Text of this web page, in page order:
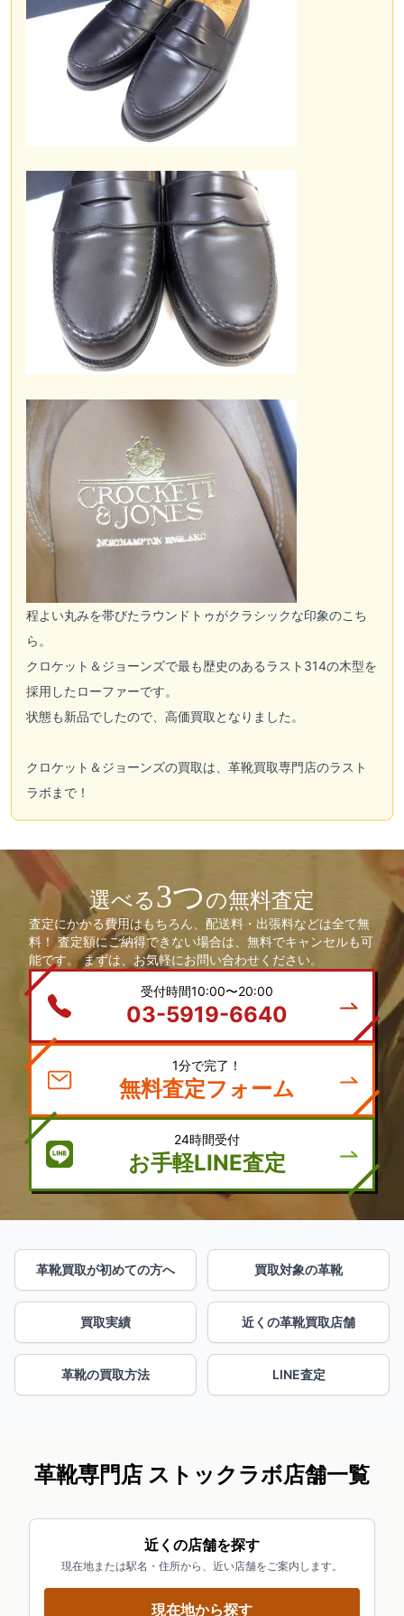
程よい丸みを帯びたラウンドトゥがクラシックな印象のこち
ら。
クロケット＆ジョーンズで最も歴史のあるラスト314の木型を
採用したローファーです。
状態も新品でしたので、高価買取となりました。
クロケット＆ジョーンズの買取は、革靴買取専門店のラスト
ラボまで！
選べる3つの無料査定
査定にかかる費用はもちろん、配送料・出張料などは全て無
料！ 査定額にご納得できない場合は、無料でキャンセルも可
能です。 まずは、お気軽にお問い合わせください。
受付時間10:00〜20:00
03-5919-6640
1分で完了！
無料査定フォーム
24時間受付
お手軽LINE査定
革靴買取が初めての方へ 買取対象の革靴
買取実績 近くの革靴買取店舗
革靴の買取方法 LINE査定
革靴専門店 ストックラボ店舗一覧
近くの店舗を探す
現在地または駅名・住所から、近い店舗をご案内します。
現在地から探す